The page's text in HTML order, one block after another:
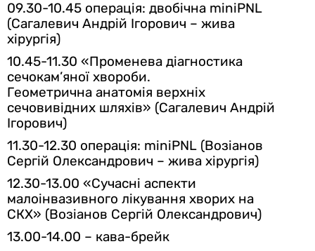
09.30-10.45 операція: двобічна miniPNL
(Сагалевич Андрій Ігорович – жива
хірургія)
10.45-11.30 «Променева діагностика
сечокам’яної хвороби.
Геометрична анатомія верхніх
сечовивідних шляхів» (Сагалевич Андрій
Ігорович)
11.30-12.30 операція: miniPNL (Возіанов
Сергій Олександрович – жива хірургія)
12.30-13.00 «Сучасні аспекти
малоінвазивного лікування хворих на
СКХ» (Возіанов Сергій Олександрович)
13.00-14.00 – кава-брейк